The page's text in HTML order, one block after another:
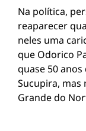
Na política,
reaparecer
neles uma
que Odorico
quase 50
Sucupira, mas
Grande do